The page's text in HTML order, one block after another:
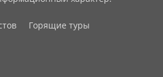
Горящие туры